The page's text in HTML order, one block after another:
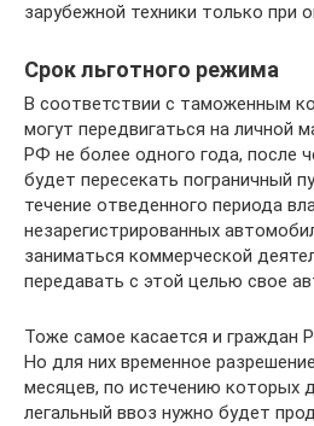
зарубежной техники только при
Срок льготного режима
В соответствии с таможенным
могут передвигаться на личной
РФ не более одного года, после
будет пересекать пограничный
течение отведенного периода
незарегистрированных
заниматься коммерческой
передавать с этой целью свое
Тоже самое касается и граждан
Но для них временное
месяцев, по истечению которых
легальный ввоз нужно будет